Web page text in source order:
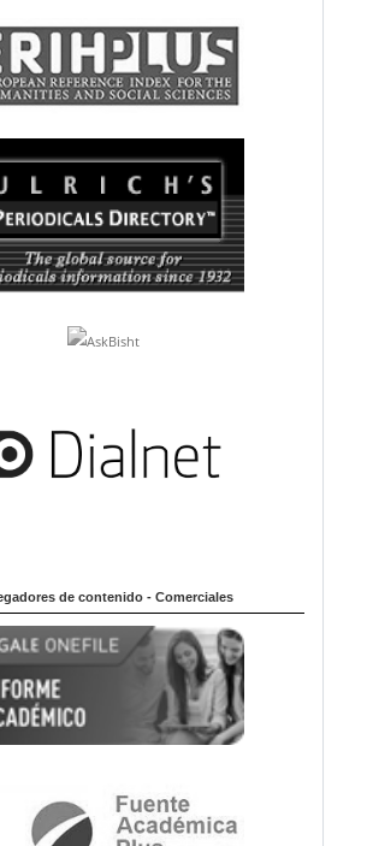
de contenido - Comerciales